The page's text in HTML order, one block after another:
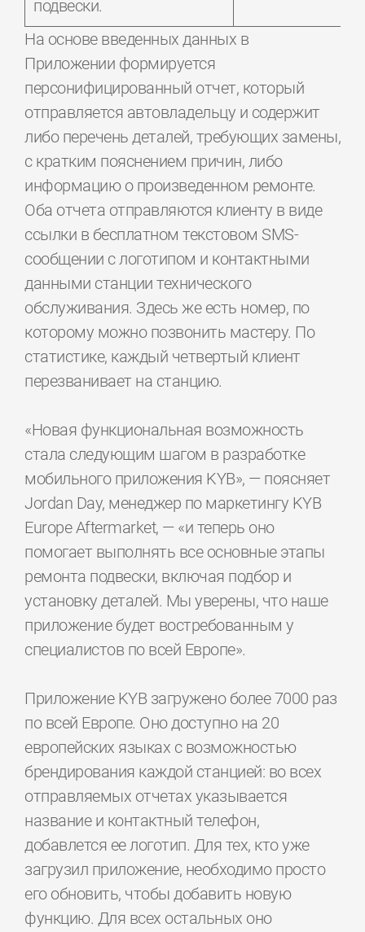
подвески.
На основе введенных данных в
Приложении формируется
персонифицированный отчет, который
отправляется автовладельцу и содержит
либо перечень деталей, требующих замены,
с кратким пояснением причин, либо
информацию о произведенном ремонте.
Оба отчета отправляются клиенту в виде
ссылки в бесплатном текстовом SMS-
сообщении с логотипом и контактными
данными станции технического
обслуживания. Здесь же есть номер, по
которому можно позвонить мастеру. По
статистике, каждый четвертый клиент
перезванивает на станцию.
«Новая функциональная возможность
стала следующим шагом в разработке
мобильного приложения KYB», — поясняет
Jordan Day, менеджер по маркетингу KYB
Europe Aftermarket, — «и теперь оно
помогает выполнять все основные этапы
ремонта подвески, включая подбор и
установку деталей. Мы уверены, что наше
приложение будет востребованным у
специалистов по всей Европе».
Приложение KYB загружено более 7000 раз
по всей Европе. Оно доступно на 20
европейских языках с возможностью
брендирования каждой станцией: во всех
отправляемых отчетах указывается
название и контактный телефон,
добавлется ее логотип. Для тех, кто уже
загрузил приложение, необходимо просто
его обновить, чтобы добавить новую
функцию. Для всех остальных оно